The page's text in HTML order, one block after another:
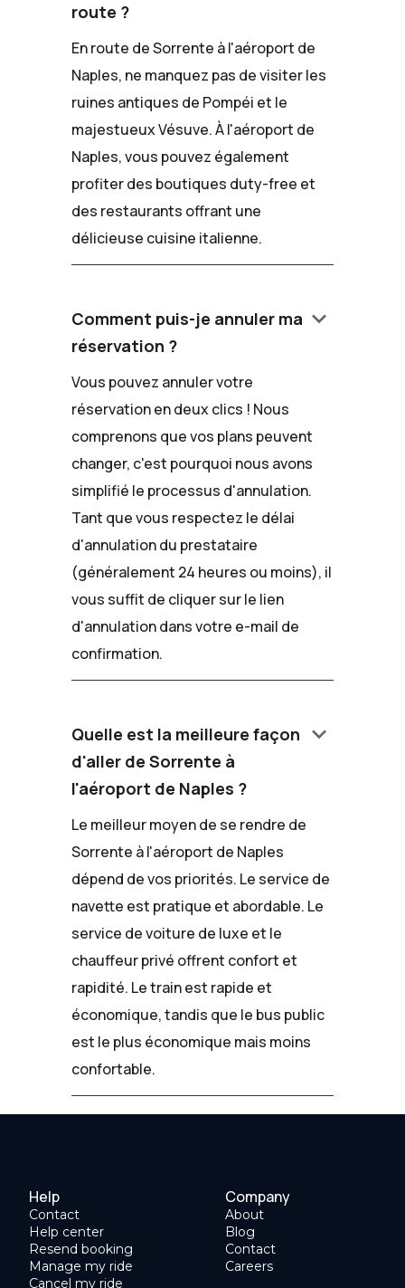
route ?
En route de Sorrente à l'aéroport de
Naples, ne manquez pas de visiter les
ruines antiques de Pompéi et le
majestueux Vésuve. À l'aéroport de
Naples, vous pouvez également
profiter des boutiques duty-free et
des restaurants offrant une
délicieuse cuisine italienne.
Comment puis-je annuler ma
réservation ?
keyboard_arrow_down
Vous pouvez annuler votre
réservation en deux clics ! Nous
comprenons que vos plans peuvent
changer, c'est pourquoi nous avons
simplifié le processus d'annulation.
Tant que vous respectez le délai
d'annulation du prestataire
(généralement 24 heures ou moins), il
vous suffit de cliquer sur le lien
d'annulation dans votre e-mail de
confirmation.
Quelle est la meilleure façon
d'aller de Sorrente à
l'aéroport de Naples ?
keyboard_arrow_down
Le meilleur moyen de se rendre de
Sorrente à l'aéroport de Naples
dépend de vos priorités. Le service de
navette est pratique et abordable. Le
service de voiture de luxe et le
chauffeur privé offrent confort et
rapidité. Le train est rapide et
économique, tandis que le bus public
est le plus économique mais moins
confortable.
Help
Contact
Help center
Resend booking
Manage my ride
Cancel my ride
Company
About
Blog
Contact
Careers